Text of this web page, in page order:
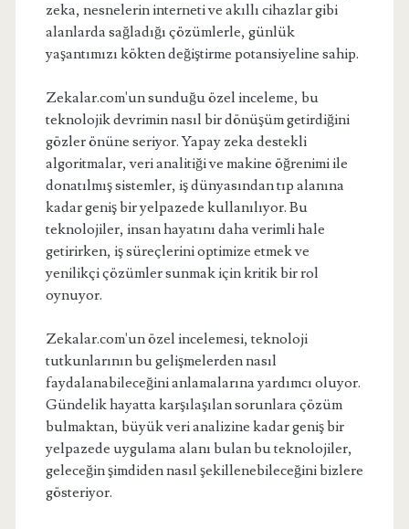
zeka, nesnelerin interneti ve akıllı cihazlar gibi
alanlarda sağladığı çözümlerle, günlük
yaşantımızı kökten değiştirme potansiyeline sahip.
Zekalar.com'un sunduğu özel inceleme, bu
teknolojik devrimin nasıl bir dönüşüm getirdiğini
gözler önüne seriyor. Yapay zeka destekli
algoritmalar, veri analitiği ve makine öğrenimi ile
donatılmış sistemler, iş dünyasından tıp alanına
kadar geniş bir yelpazede kullanılıyor. Bu
teknolojiler, insan hayatını daha verimli hale
getirirken, iş süreçlerini optimize etmek ve
yenilikçi çözümler sunmak için kritik bir rol
oynuyor.
Zekalar.com'un özel incelemesi, teknoloji
tutkunlarının bu gelişmelerden nasıl
faydalanabileceğini anlamalarına yardımcı oluyor.
Gündelik hayatta karşılaşılan sorunlara çözüm
bulmaktan, büyük veri analizine kadar geniş bir
yelpazede uygulama alanı bulan bu teknolojiler,
geleceğin şimdiden nasıl şekillenebileceğini bizlere
gösteriyor.